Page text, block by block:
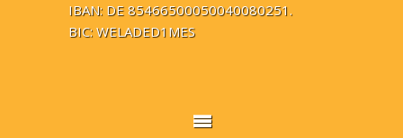
IBAN: DE 85466500050040080251.
BIC: WELADED1MES